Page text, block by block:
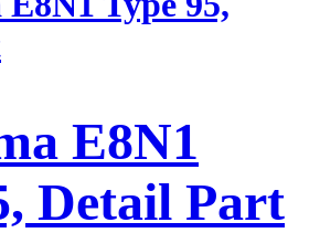
E8N1
Detail Part